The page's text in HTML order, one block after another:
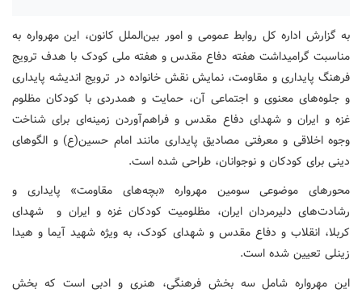
به گزارش اداره کل روابط عمومی و امور بین‌الملل کانون، این مهرواره به
مناسبت گرامیداشت هفته دفاع مقدس و هفته ملی کودک با هدف ترویج
فرهنگ پایداری و مقاومت، نمایش نقش خانواده در ترویج اندیشه پایداری
و جلوه‌های معنوی و اجتماعی آن، حمایت و همدردی با کودکان مظلوم
غزه و ایران و شهدای دفاع مقدس و فراهم‌آوردن زمینه‌ای برای شناخت
وجوه اخلاقی و معرفتی مصادیق پایداری مانند امام حسین(ع) و الگوهای
دینی برای کودکان و نوجوانان، طراحی شده است.
محورهای موضوعی سومین مهرواره «بچه‌های مقاومت» پایداری و
رشادت‌های دلیرمردان ایران، مظلومیت کودکان غزه و ایران و شهدای
کربلا، انقلاب و دفاع مقدس و شهدای کودک، به ویژه شهید آیما و هیدا
زینلی تعیین شده است.
این مهرواره شامل سه بخش فرهنگی، هنری و ادبی است که بخش